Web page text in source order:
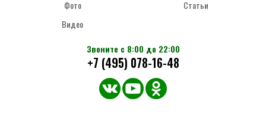
Фото
Видео
Статьи
Звоните с 8:00 до 22:00
+7 (495) 078-16-48